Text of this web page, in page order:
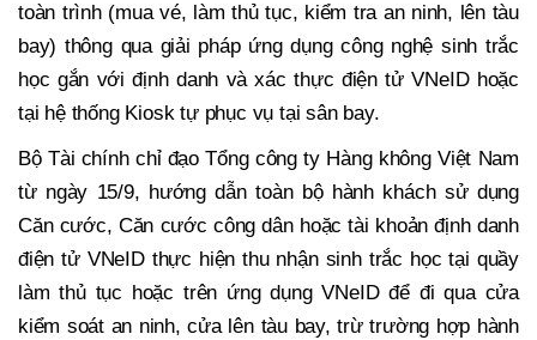
toàn trình (mua vé, làm thủ tục, kiểm tra an ninh, lên tàu
bay) thông qua giải pháp ứng dụng công nghệ sinh trắc
học gắn với định danh và xác thực điện tử VNeID hoặc
tại hệ thống Kiosk tự phục vụ tại sân bay.
Bộ Tài chính chỉ đạo Tổng công ty Hàng không Việt Nam
từ ngày 15/9, hướng dẫn toàn bộ hành khách sử dụng
Căn cước, Căn cước công dân hoặc tài khoản định danh
điện tử VNeID thực hiện thu nhận sinh trắc học tại quầy
làm thủ tục hoặc trên ứng dụng VNeID để đi qua cửa
kiểm soát an ninh, cửa lên tàu bay, trừ trường hợp hành